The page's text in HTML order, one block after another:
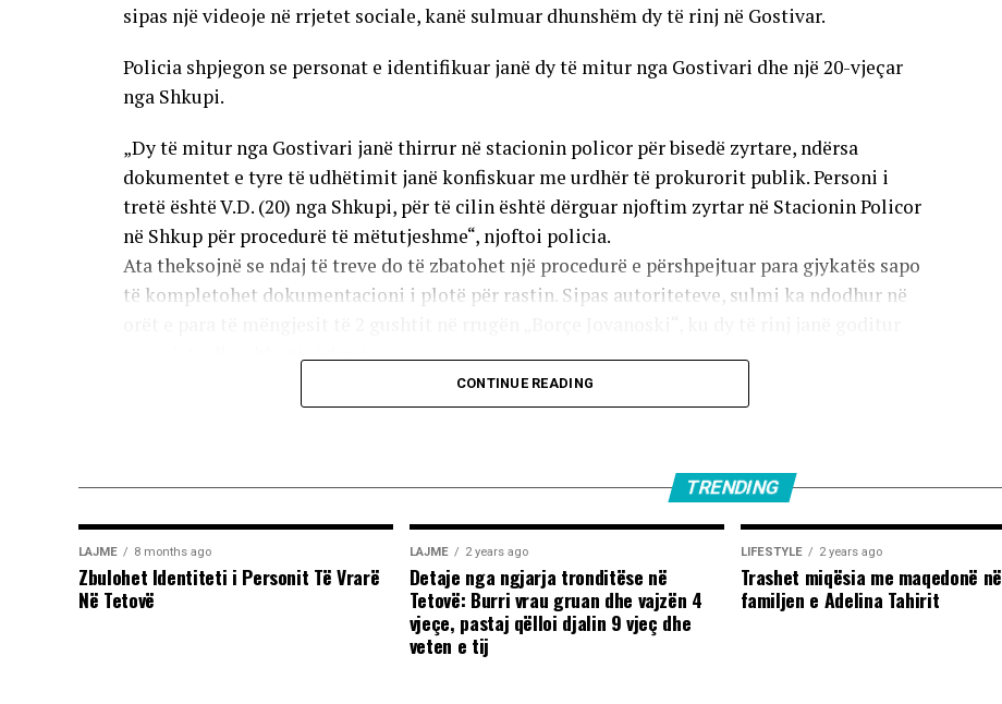
sipas një videoje në rrjetet sociale, kanë sulmuar dhunshëm dy të rinj në Gostivar.
Policia shpjegon se personat e identifikuar janë dy të mitur nga Gostivari dhe një 20-vjeçar
nga Shkupi.
„Dy të mitur nga Gostivari janë thirrur në stacionin policor për bisedë zyrtare, ndërsa
dokumentet e tyre të udhëtimit janë konfiskuar me urdhër të prokurorit publik. Personi i
tretë është V.D. (20) nga Shkupi, për të cilin është dërguar njoftim zyrtar në Stacionin Policor
në Shkup për procedurë të mëtutjeshme“, njoftoi policia.
Ata theksojnë se ndaj të treve do të zbatohet një procedurë e përshpejtuar para gjykatës sapo
të kompletohet dokumentacioni i plotë për rastin. Sipas autoriteteve, sulmi ka ndodhur në
me mjete dhe shkopinj druri.
Në rrjetet sociale u shfaq një video-incizim shqetësues nga Gostivari, në të cilin shfaqet një
Sipas informacioneve të publikuara, gjatë rrahjes, njëri nga djemtë është goditur në pjesën e
Përkundër faktit se po shtrihej në rrugë, në incizim shihet se sulmi ka vazhduar me goditje të
shumta ndaj trupit të tij, gjë që ka shkaktuar reagime dhe dënime të ashpra në rrjetet
sociale.(INA)
CONTINUE READING
TRENDING
LAJME 8 months ago
Zbulohet Identiteti i Personit Të Vrarë
Në Tetovë
LAJME 2 years ago
Detaje nga ngjarja tronditëse në
Tetovë: Burri vrau gruan dhe vajzën 4
vjeçe, pastaj qëlloi djalin 9 vjeç dhe
veten e tij
LIFESTYLE 2 years ago
Trashet miqësia me maqedonë në
familjen e Adelina Tahirit